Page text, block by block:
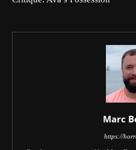
Marc
https://